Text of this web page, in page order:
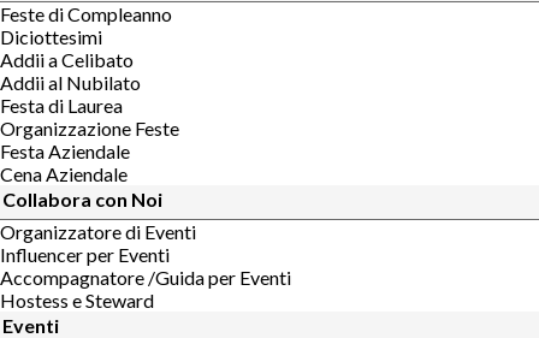
Feste di Compleanno
Diciottesimi
Addii a Celibato
Addii al Nubilato
Festa di Laurea
Organizzazione Feste
Festa Aziendale
Cena Aziendale
Collabora con Noi
Organizzatore di Eventi
Influencer per Eventi
Accompagnatore /Guida per Eventi
Hostess e Steward
Eventi